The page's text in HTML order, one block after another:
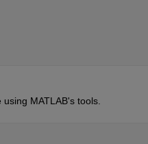
MATLAB's tools.